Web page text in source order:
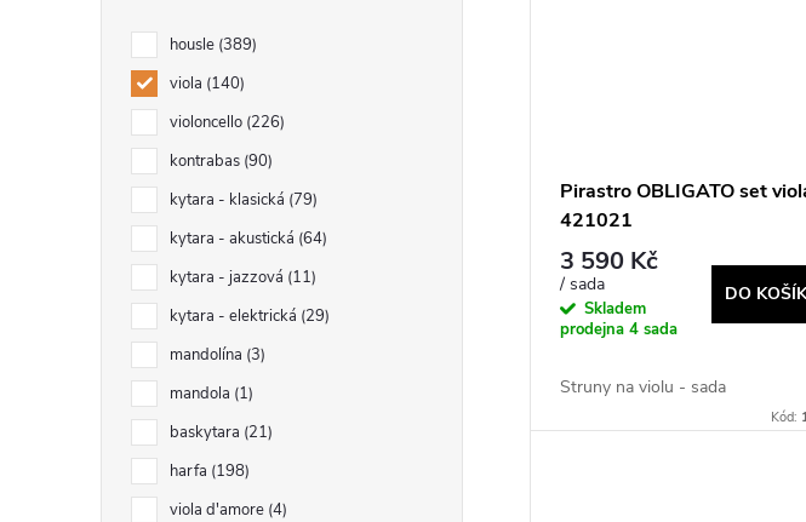
housle 389
viola 140
violoncello 226
kontrabas 90
kytara - klasická 79
kytara - akustická 64
kytara - jazzová 11
kytara - elektrická 29
mandolína 3
mandola 1
baskytara 21
harfa 198
viola d'amore 4
Pirastro OBLIGATO set
421021
3 590 Kč
/ sada
Skladem
prodejna 4 sada
DO
Struny na violu - sada
Kód: